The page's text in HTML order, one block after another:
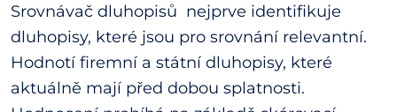
Srovnávač dluhopisů nejprve identifikuje
dluhopisy, které jsou pro srovnání relevantní.
Hodnotí firemní a státní dluhopisy, které
aktuálně mají před dobou splatnosti.